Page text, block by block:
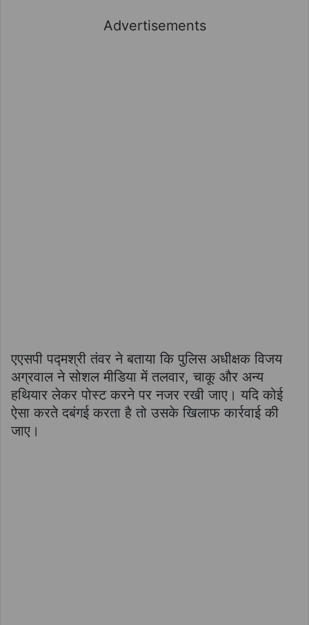
Advertisements
एएसपी पद्मश्री तंवर ने बताया कि पुलिस अधीक्षक विजय
अग्रवाल ने सोशल मीडिया में तलवार, चाकू और अन्य
हथियार लेकर पोस्ट करने पर नजर रखी जाए। यदि कोई
ऐसा करते दबंगई करता है तो उसके खिलाफ कार्रवाई की
जाए।